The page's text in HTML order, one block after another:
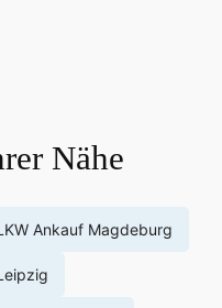
Nähe
Ankauf Magdeburg